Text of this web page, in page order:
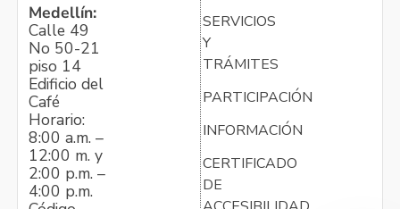
Medellín:
Calle 49
No 50-21
piso 14
Edificio del
Café
Horario:
8:00 a.m. –
12:00 m. y
2:00 p.m. –
4:00 p.m.
SERVICIOS
Y
TRÁMITES
PARTICIPACIÓN
INFORMACIÓN
CERTIFICADO
DE